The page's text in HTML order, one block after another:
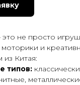
не просто
моторики и
из Китая:
типов: